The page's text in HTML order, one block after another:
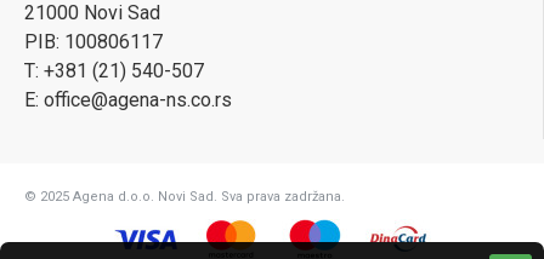
21000 Novi Sad
PIB: 100806117
T: +381 (21) 540-507
E: office@agena-ns.co.rs
© 2025 Agena d.o.o. Novi Sad. Sva prava zadržana.